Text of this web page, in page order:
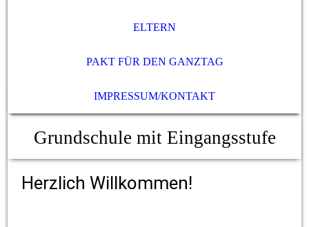
ELTERN
PAKT FÜR DEN GANZTAG
IMPRESSUM/KONTAKT
Grundschule mit Eingangsstufe
Herzlich Willkommen!